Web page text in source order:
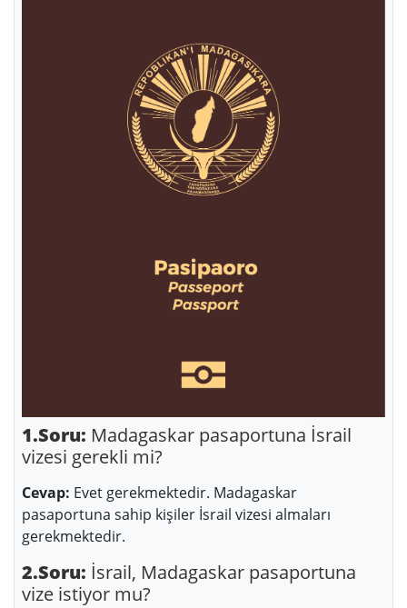
1.Soru: Madagaskar pasaportuna İsrail
vizesi gerekli mi?
Cevap: Evet gerekmektedir. Madagaskar
pasaportuna sahip kişiler İsrail vizesi almaları
gerekmektedir.
2.Soru: İsrail, Madagaskar pasaportuna
vize istiyor mu?